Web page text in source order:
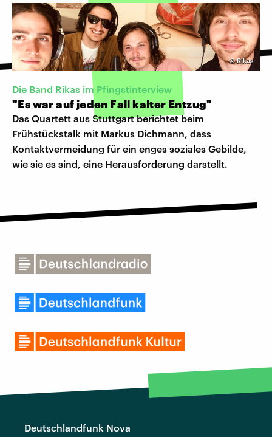
©Rikas
Die Band Rikas im Pfingstinterview
"Es war auf jeden Fall kalter Entzug"
Das Quartett aus Stuttgart berichtet beim
Frühstückstalk mit Markus Dichmann, dass
Kontaktvermeidung für ein enges soziales Gebilde,
wie sie es sind, eine Herausforderung darstellt.
Deutschlandfunk Nova